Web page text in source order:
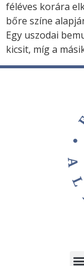
féléves korára
bőre színe
Egy uszodai
kicsit, míg a